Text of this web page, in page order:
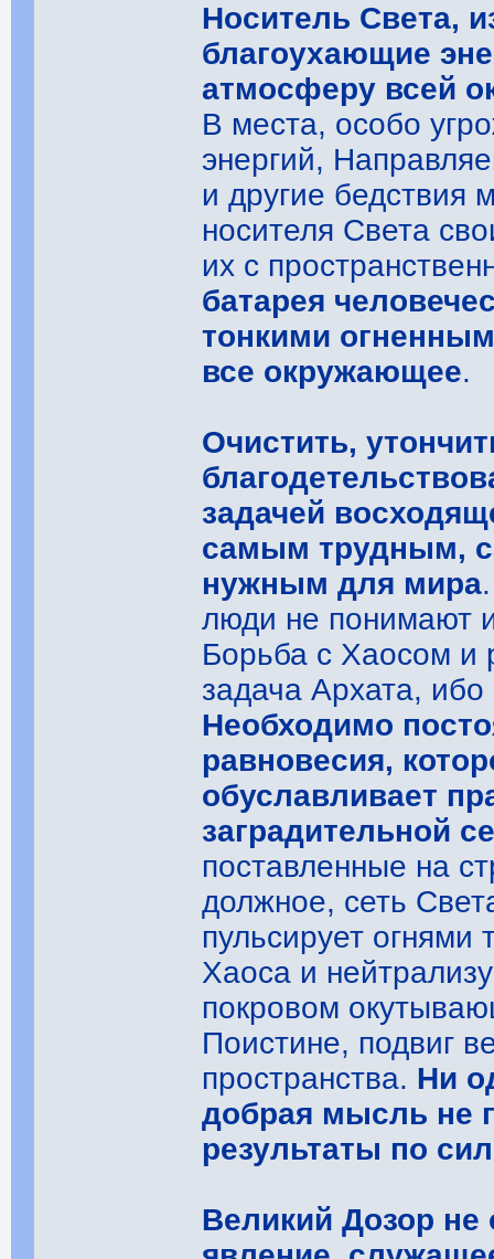
Носитель Света,
благоухающие
атмосферу всей
В места, особо
энергий,
и другие бедствия
носителя Света
их с
батарея
тонкими
все окружающее.
Очистить,
задачей
самым трудным,
нужным для мира
люди не понимают
Борьба с Хаосом и
задача Архата,
Необходимо
равновесия,
обуславливает
заградительной
поставленные на
должное, сеть
пульсирует
Хаоса и
покровом
Поистине, подвиг
пространства. Ни
добрая мысль не
результаты по
Великий Дозор не